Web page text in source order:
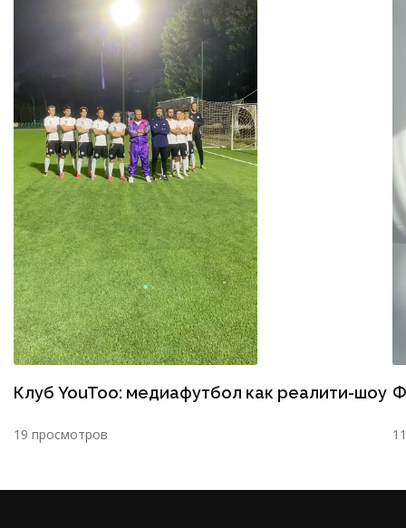
Клуб YouToo: медиафутбол как реалити-шоу
19 просмотров